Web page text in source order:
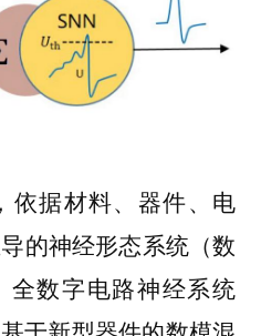
依据材料、器件、电
的神经形态系统（数
全数字电路神经系统